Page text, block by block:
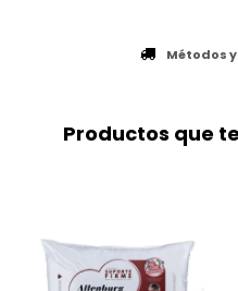
Métodos
Productos que